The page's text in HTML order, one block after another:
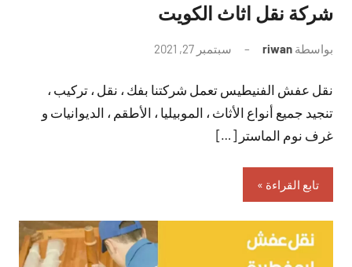
شركة نقل اثاث الكويت
بواسطة riwan سبتمبر 27, 2021
تعليقات
نقل عفش الفنيطيس تعمل شركتنا بفك ، نقل ، تركيب ،
تنجيد جميع أنواع الأثاث ، الموبيليا ، الأطقم ، الديوانيات و
غرف نوم الماستر […]
تابع القراءة